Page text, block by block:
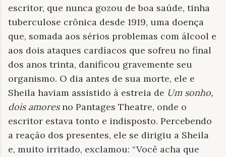
escritor, que nunca gozou de boa saúde, tinha
tuberculose crônica desde 1919, uma doença
que, somada aos sérios problemas com álcool e
aos dois ataques cardíacos que sofreu no final
dos anos trinta, danificou gravemente seu
organismo. O dia antes de sua morte, ele e
Sheila haviam assistido à estreia de Um sonho,
dois amoresno Pantages Theatre, onde o
escritor estava tonto e indisposto. Percebendo
a reação dos presentes, ele se dirigiu a Sheila
e, muito irritado, exclamou: “Você acha que